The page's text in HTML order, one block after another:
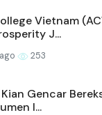
Vietnam
J...
253
Kian Gencar
I...